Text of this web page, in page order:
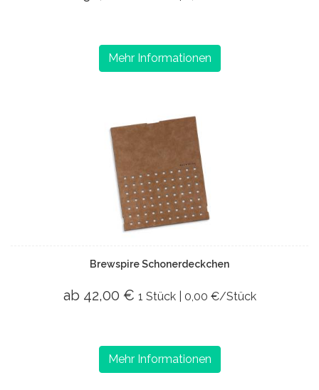
Mehr Informationen
Brewspire Schonerdeckchen
ab 42,00 € 1 Stück | 0,00 €/Stück
Mehr Informationen